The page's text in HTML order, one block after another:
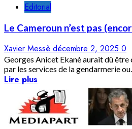
Editorial
Le Cameroun n’est pas
Xavier Messè décembre 2, 2025 0
Georges Anicet Ekanè aurait dû
par les services de la gendarmerie
Lire plus